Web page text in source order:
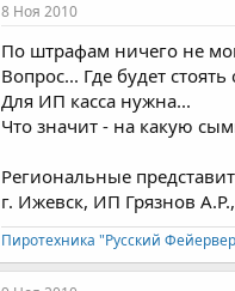
8 Ноя 2010
По штрафам ничего не
Вопрос... Где будет
Для ИП касса нужна...
Что значит - на какую
Региональные
г. Ижевск, ИП Грязнов
Пиротехника "Русский